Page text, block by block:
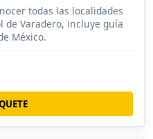
todas las localidades
de Varadero, incluye guía
México.